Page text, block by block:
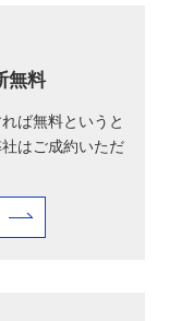
無料
ば無料というと
はご成約いただ